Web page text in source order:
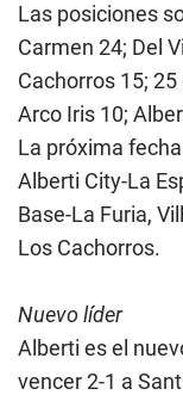
Las posiciones
Carmen 24; Del
Cachorros 15; 25
Arco Iris 10;
La próxima
Alberti City-La
Base-La Furia,
Los Cachorros.
Nuevo líder
Alberti es el
vencer 2-1 a